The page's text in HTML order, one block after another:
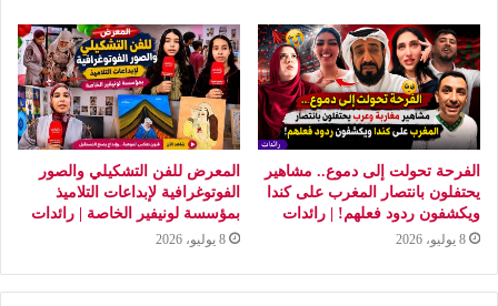
الفرحة تحولت إلى دموع.. مشاهير
يحتفلون بانتصار المغرب على كندا
ويكشفون ردود فعلهم! | رائدات
8 يوليو، 2026
المعرض للفن التشكيلي والصور
الفوتوغرافية لإبداعات التلاميذ
بمؤسسة لونيفير الخاصة | رائدات
8 يوليو، 2026